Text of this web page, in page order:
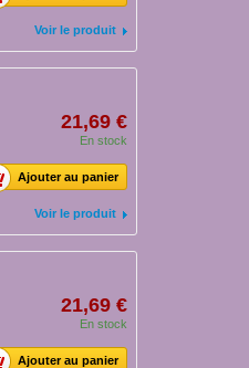
Voir le produit
21,69 €
En stock
Ajouter au panier
Voir le produit
21,69 €
En stock
Ajouter au panier